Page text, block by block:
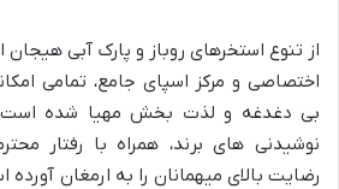
از تنوع استخرهای روباز و پارک آبی
اختصاصی و مرکز اسپای جامع، تمامی
بی دغدغه و لذت بخش مهیا شده است.
نوشیدنی های برند، همراه با رفتار
رضایت بالای میهمانان را به ارمغان آورده